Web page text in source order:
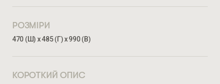
РОЗМІРИ
470 (Ш) х 485 (Г) х 990 (В)
КОРОТКИЙ ОПИС